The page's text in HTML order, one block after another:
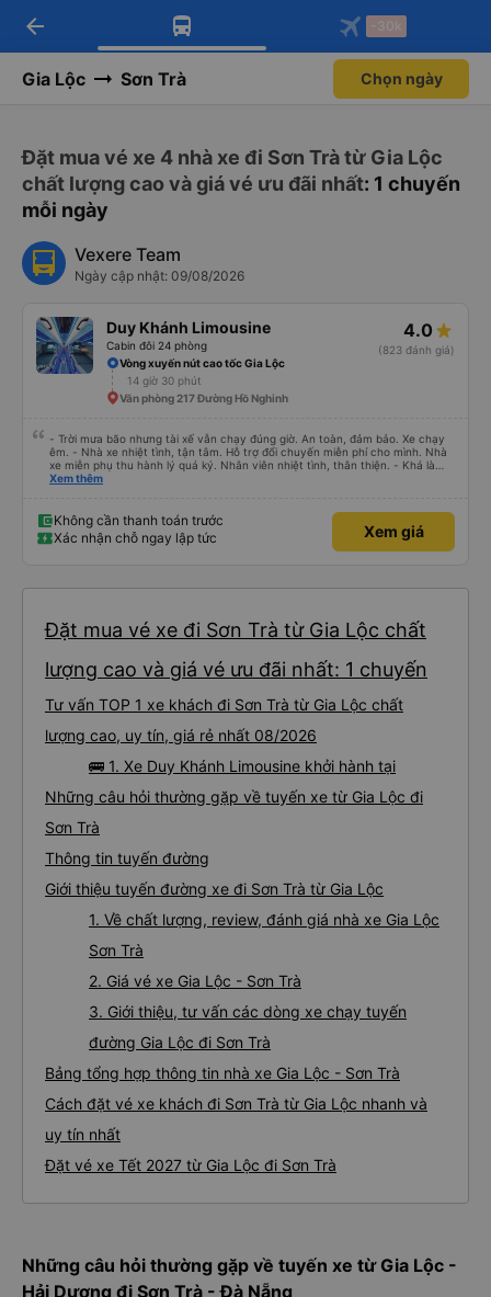
Tải app Vexere ngay!
Nhận ưu đãi thành viên độc
Mở app
Tải app Vexere
-30k/ghế khi đặt vé máy bay qua
Mở app
arrow_back -30k
Gia Lộc Sơn Trà Chọn ngày
Đặt mua vé xe 4 nhà xe đi Sơn Trà từ Gia Lộc
chất lượng cao và giá vé ưu đãi nhất: 1 chuyến
mỗi ngày
Vexere Team
Ngày cập nhật: 09/08/2026
Duy Khánh Limousine
Cabin đôi 24 phòng
4.0
(823 đánh giá)
Vòng xuyến nút cao tốc Gia Lộc
14 giờ 30 phút
Văn phòng 217 Đường Hồ Nghinh
- Trời mưa bão nhưng tài xế vẫn chạy đúng giờ. An toàn, đảm bảo. Xe chạy
êm. - Nhà xe nhiệt tình, tận tâm. Hỗ trợ đổi chuyến miễn phí cho mình. Nhà
xe miễn phụ thu hành lý quá ký. Nhân viên nhiệt tình, thân thiện. - Khá là
thích tài xế. Lái xe an toàn. Chu đáo, thân thiện, nhiệt tình. - Xe ngồi thoải
Xem thêm
Không cần thanh toán trước
Xác nhận chỗ ngay lập tức
Xem giá
Đặt mua vé xe đi Sơn Trà từ Gia Lộc chất
lượng cao và giá vé ưu đãi nhất: 1 chuyến
Tư vấn TOP 1 xe khách đi Sơn Trà từ Gia Lộc chất
lượng cao, uy tín, giá rẻ nhất 08/2026
🚌 1. Xe Duy Khánh Limousine khởi hành tại
Những câu hỏi thường gặp về tuyến xe từ Gia Lộc đi
Sơn Trà
Thông tin tuyến đường
Giới thiệu tuyến đường xe đi Sơn Trà từ Gia Lộc
1. Về chất lượng, review, đánh giá nhà xe Gia Lộc
Sơn Trà
2. Giá vé xe Gia Lộc - Sơn Trà
3. Giới thiệu, tư vấn các dòng xe chạy tuyến
đường Gia Lộc đi Sơn Trà
Bảng tổng hợp thông tin nhà xe Gia Lộc - Sơn Trà
Cách đặt vé xe khách đi Sơn Trà từ Gia Lộc nhanh và
uy tín nhất
Đặt vé xe Tết 2027 từ Gia Lộc đi Sơn Trà
Những câu hỏi thường gặp về tuyến xe từ Gia Lộc -
Hải Dương đi Sơn Trà - Đà Nẵng